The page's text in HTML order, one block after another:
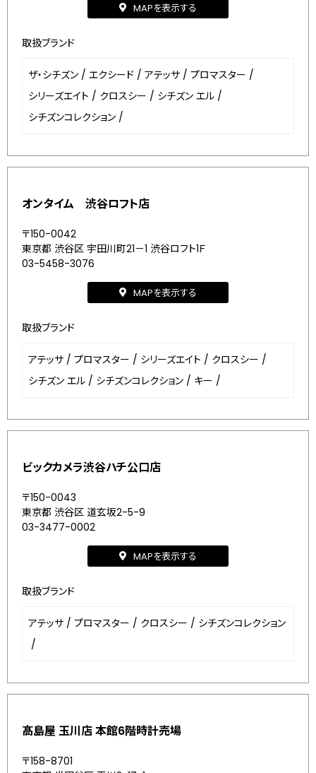
MAPを表示する
取扱ブランド
ザ・シチズン / エクシード / アテッサ / プロマスター /
シリーズエイト / クロスシー / シチズン エル /
シチズンコレクション /
オンタイム 渋谷ロフト店
〒150-0042
東京都 渋谷区 宇田川町21－1 渋谷ロフト1Ｆ
03-5458-3076
MAPを表示する
取扱ブランド
アテッサ / プロマスター / シリーズエイト / クロスシー /
シチズン エル / シチズンコレクション / キー /
ビックカメラ渋谷ハチ公口店
〒150-0043
東京都 渋谷区 道玄坂2-5-9
03-3477-0002
MAPを表示する
取扱ブランド
アテッサ / プロマスター / クロスシー / シチズンコレクション
/
髙島屋 玉川店 本館6階時計売場
〒158-8701